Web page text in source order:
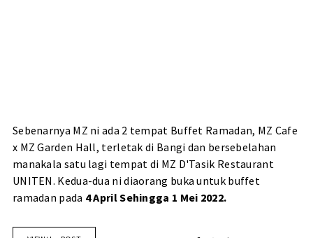
Sebenarnya MZ ni ada 2 tempat Buffet Ramadan, MZ Cafe
x MZ Garden Hall, terletak di Bangi dan bersebelahan
manakala satu lagi tempat di MZ D'Tasik Restaurant
UNITEN. Kedua-dua ni diaorang buka untuk buffet
ramadan pada 4 April Sehingga 1 Mei 2022.